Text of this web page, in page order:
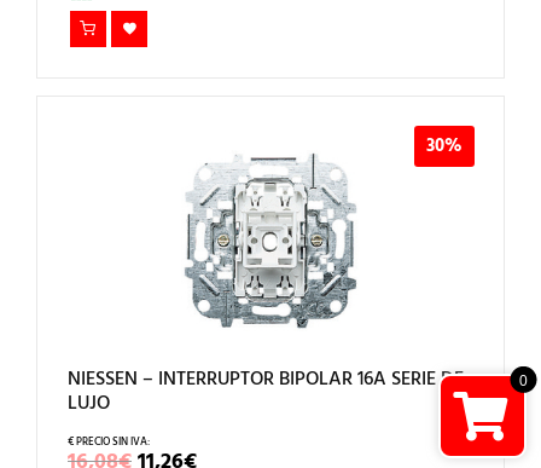
30%
NIESSEN – INTERRUPTOR BIPOLAR 16A SERIE DE
LUJO
0